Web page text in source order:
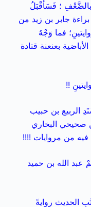
بالضَّعْفِ ؛ فَسَأَقْبَلُ
جابر بن زيد من
فما وَجْهُ
بعنعنة قتادة
!!
الربيع بن حبيب
صحيحي البخاري
من مروايات !!!!
الله بن حميد
الحديث روايةً